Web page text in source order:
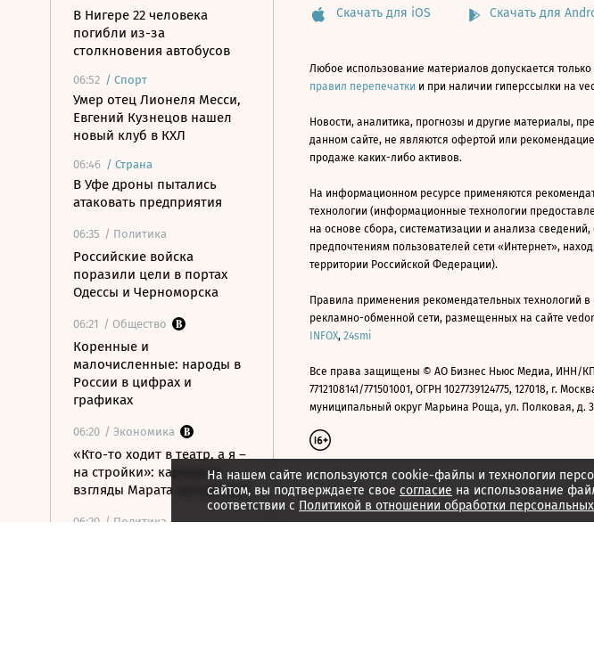
В Нигере 22 человека
погибли из-за
столкновения автобусов
06:52 / Спорт
Умер отец Лионеля Месси,
Евгений Кузнецов нашел
новый клуб в КХЛ
06:46 / Страна
В Уфе дроны пытались
атаковать предприятия
06:35 / Политика
Российские войска
поразили цели в портах
Одессы и Черноморска
06:21 / Общество
Коренные и
малочисленные: народы в
России в цифрах и
графиках
06:20 / Экономика
«Кто-то ходит в театр, а я –
на стройки»: карьера и
взгляды Марата Хуснуллина
06:20 / Политика
На нашем сайте используются cookie-файлы и технологии
сайтом, вы подтверждаете свое согласие на использование
соответствии с Политикой в отношении обработки
Скачать для iOS Скачать для
Любое использование материалов допускается
правил перепечатки и при наличии гиперссылки на
Новости, аналитика, прогнозы и другие материалы,
данном сайте, не являются офертой или
продаже каких-либо активов.
На информационном ресурсе применяются
технологии (информационные технологии
на основе сбора, систематизации и анализа
предпочтениям пользователей сети «Интернет»,
территории Российской Федерации).
Правила применения рекомендательных технологий в
рекламно-обменной сети, размещенных на сайте
INFOX, 24smi
Все права защищены © АО Бизнес Ньюс Медиа, ИНН/
7712108141/771501001, ОГРН 1027739124775, 127018, г.
муниципальный округ Марьина Роща, ул. Полковая, д. 3,